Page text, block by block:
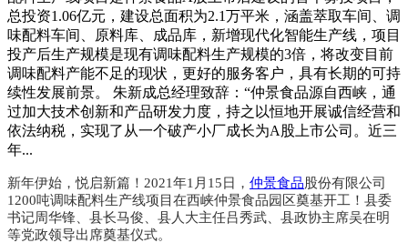
总投资1.06亿元，建设总面积为2.1万平米，涵盖萃取车间、调
味配料车间、原料库、成品库，新增现代化智能生产线，项目
投产后生产规模是现有调味配料生产规模的3倍，将改变目前
调味配料产能不足的现状，更好的服务客户，具有长期的可持
续性发展前景。 朱新成总经理致辞：“仲景食品源自西峡，通
过加大技术创新和产品研发力度，持之以恒地开展诚信经营和
依法纳税，实现了从一个破产小厂成长为A股上市公司。近三
年...
新年伊始，悦启新篇！2021年1月15日， 仲景食品 股份有限公司
1200吨调味配料生产线项目在西峡仲景食品园区奠基开工！县委
书记周华锋、县长马俊、县人大主任吕秀武、县政协主席吴在明
等党政领导出席奠基仪式。